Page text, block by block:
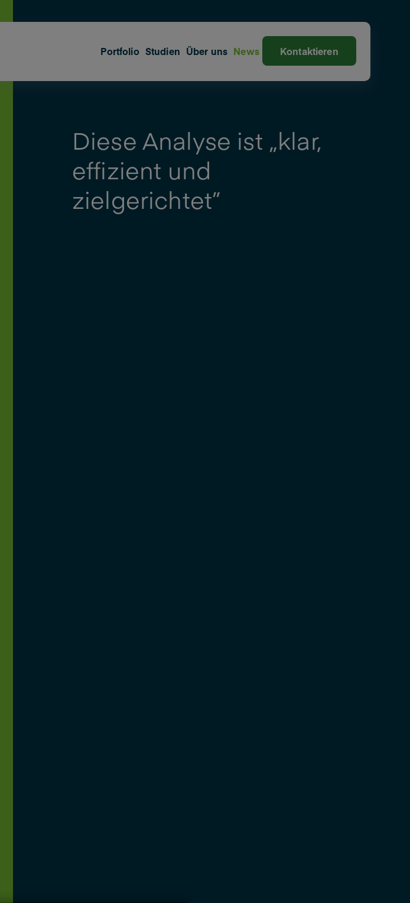
Portfolio Studien Über uns News Kontaktieren
Diese Analyse ist „klar,
effizient und
zielgerichtet”